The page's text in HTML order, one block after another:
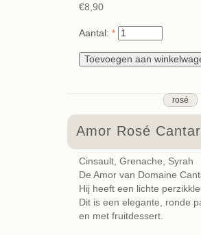
€8,90
Aantal: *
rosé
Amor Rosé
Cinsault, Grenache, Syrah
De Amor van Domaine
Hij heeft een lichte
Dit is een elegante, ronde
en met fruitdessert.